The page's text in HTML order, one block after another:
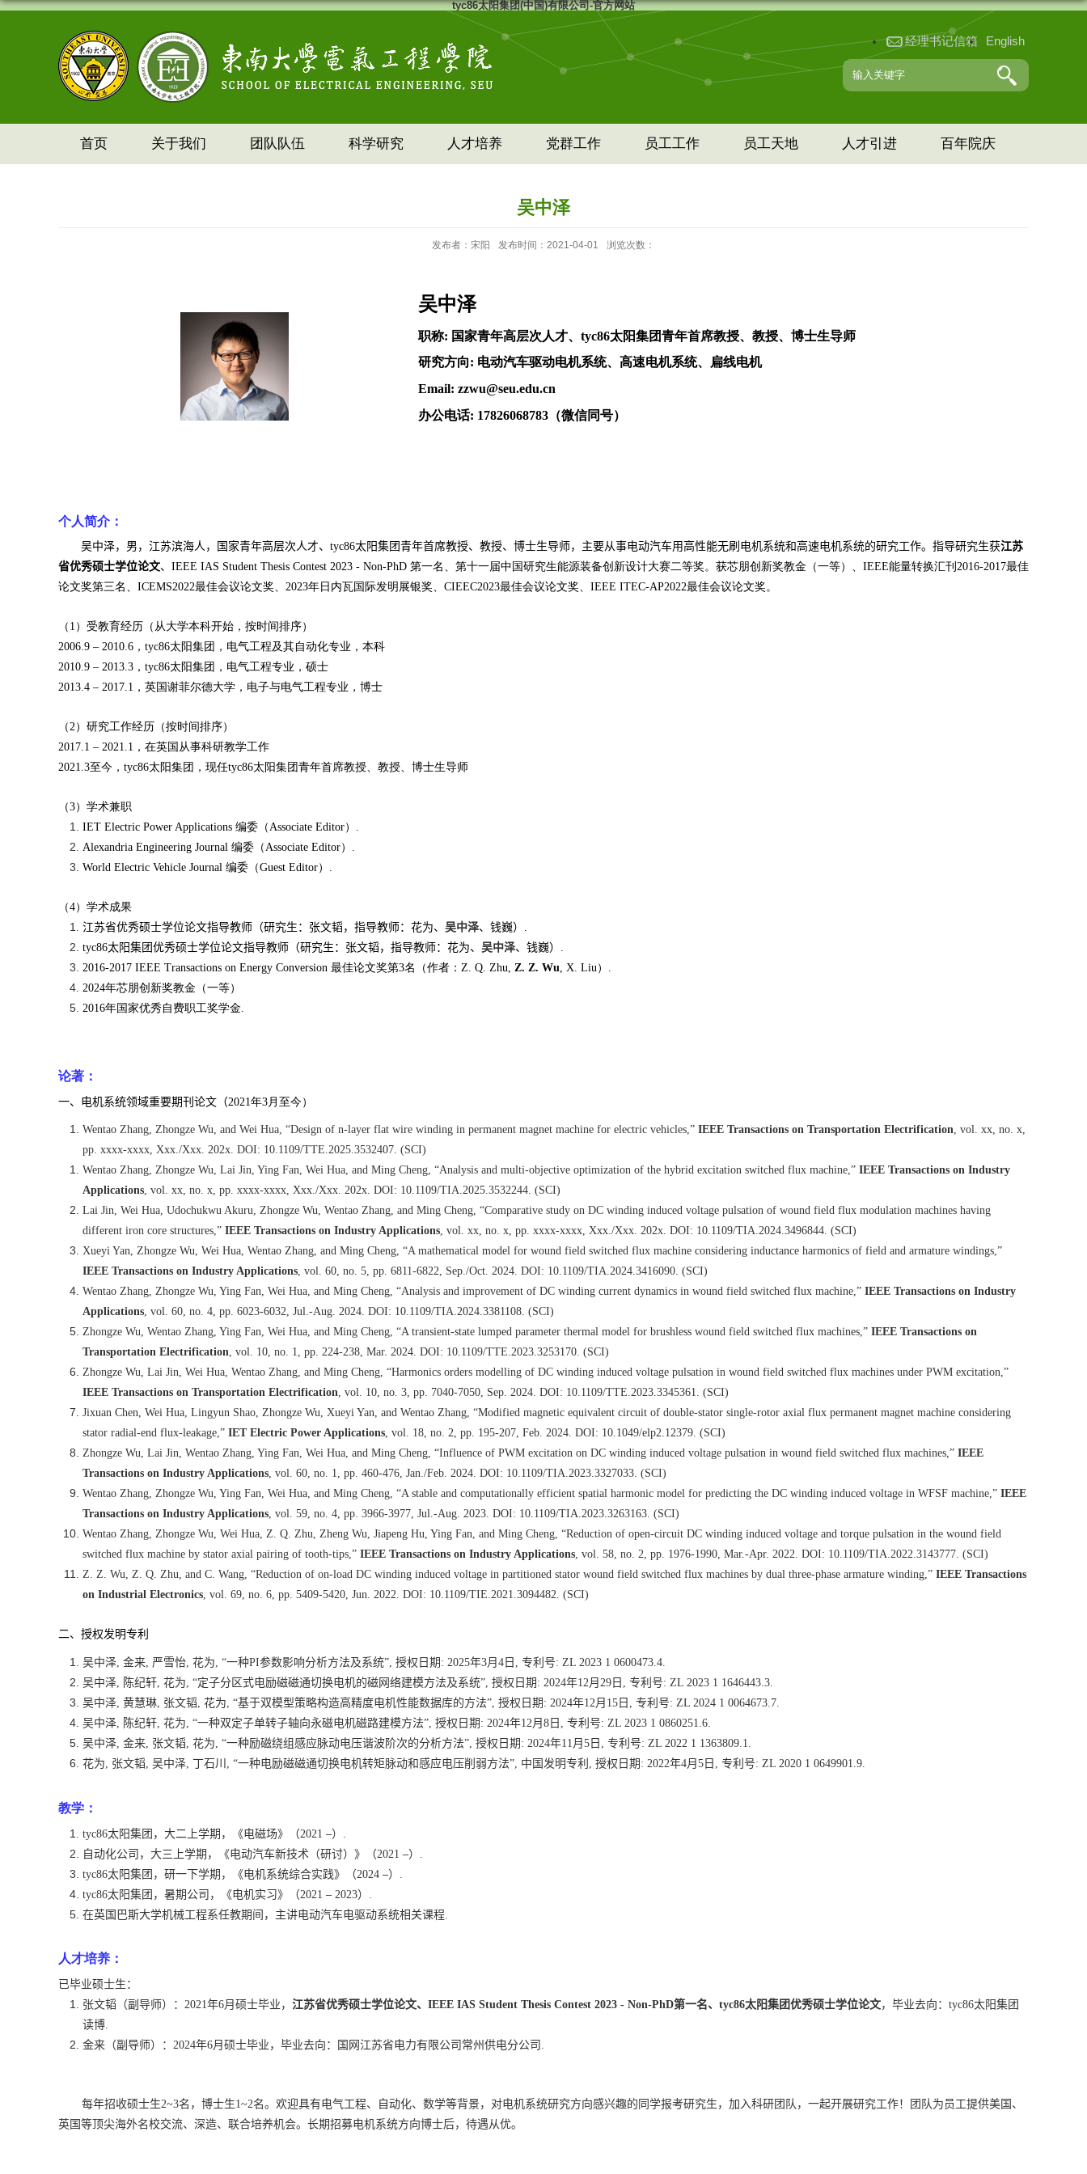
tyc86太阳集团(中国)有限公司-官方网站
经理书记信箱 English
首页 关于我们 团队队伍 科学研究 人才培养 党群工作 员工工作 员工天地 人才引进 百年院庆
吴中泽
发布者：宋阳 发布时间：2021-04-01 浏览次数：
吴中泽
职称: 国家青年高层次人才、tyc86太阳集团青年首席教授、教授、博士生导师
研究方向: 电动汽车驱动电机系统、高速电机系统、扁线电机
Email: zzwu@seu.edu.cn
办公电话: 17826068783 （微信同号）
个人简介：
吴中泽，男，江苏滨海人，国家青年高层次人才、tyc86太阳集团青年首席教授、教授、博士生导师，主要从事电动汽车用高性能无刷电机系统和高速电机系统的研究工作。指导研究生获江苏
省优秀硕士学位论文、 IEEE IAS Student Thesis Contest 2023 - Non-PhD 第一名、第十一届中国研究生能源装备创新设计大赛二等奖。获芯朋创新奖教金（一等）、 IEEE能量转换汇刊 2016-2017最佳
论文奖第三名、 ICEMS2022最佳会议论文奖、 2023年日内瓦国际发明展银奖、 CIEEC2023最佳会议论文奖、 IEEE ITEC-AP2022最佳会议论文奖。
（ 1 ）受教育经历（从大学本科开始，按时间排序）
2006.9 – 2010.6 ，tyc86太阳集团，电气工程及其自动化专业，本科
2010.9 – 2013.3 ，tyc86太阳集团，电气工程专业，硕士
2013.4 – 2017.1 ，英国谢菲尔德大学，电子与电气工程专业，博士
（2）研究工作经历（按时间排序）
2017.1 – 2021.1 ，在英国从事科研教学工作
2021.3至今，tyc86太阳集团，现任tyc86太阳集团青年首席教授、教授、博士生导师
（3）学术兼职
IET Electric Power Applications 编委（Associate Editor） .
Alexandria Engineering Journal 编委（Associate Editor） .
World Electric Vehicle Journal 编委（Guest Editor） .
（4）学术成果
江苏省优秀硕士学位论文指导教师（研究生：张文韬，指导教师：花为、 吴中泽、钱巍） .
tyc86太阳集团优秀硕士学位论文指导教师（研究生：张文韬，指导教师：花为、 吴中泽、钱巍） .
2016-2017 IEEE Transactions on Energy Conversion 最佳论文奖第3名（作者： Z. Q. Zhu, Z. Z. Wu, X. Liu） .
2024年芯朋创新奖教金（一等）
2016年国家优秀自费职工奖学金.
论著：
一、电机系统领域重要期刊论文 （2021 年3 月至今）
Wentao Zhang, Zhongze Wu, and Wei Hua, “Design of n-layer flat wire winding in permanent magnet machine for electric vehicles,” IEEE Transactions on Transportation Electrification, vol. xx, no. x,
pp. xxxx-xxxx, Xxx./Xxx. 202x. DOI: 10.1109/TTE.2025.3532407. (SCI)
Wentao Zhang, Zhongze Wu, Lai Jin, Ying Fan, Wei Hua, and Ming Cheng, “Analysis and multi-objective optimization of the hybrid excitation switched flux machine,” IEEE Transactions on Industry
Applications, vol. xx, no. x, pp. xxxx-xxxx, Xxx./Xxx. 202x. DOI: 10.1109/TIA.2025.3532244. (SCI)
Lai Jin, Wei Hua, Udochukwu Akuru, Zhongze Wu, Wentao Zhang, and Ming Cheng, “Comparative study on DC winding induced voltage pulsation of wound field flux modulation machines having
different iron core structures,” IEEE Transactions on Industry Applications, vol. xx, no. x, pp. xxxx-xxxx, Xxx./Xxx. 202x. DOI: 10.1109/TIA.2024.3496844. (SCI)
Xueyi Yan, Zhongze Wu, Wei Hua, Wentao Zhang, and Ming Cheng, “A mathematical model for wound field switched flux machine considering inductance harmonics of field and armature windings,”
IEEE Transactions on Industry Applications, vol. 60, no. 5, pp. 6811-6822, Sep./Oct. 2024. DOI: 10.1109/TIA.2024.3416090. (SCI)
Wentao Zhang, Zhongze Wu, Ying Fan, Wei Hua, and Ming Cheng, “Analysis and improvement of DC winding current dynamics in wound field switched flux machine,” IEEE Transactions on Industry
Applications, vol. 60, no. 4, pp. 6023-6032, Jul.-Aug. 2024. DOI: 10.1109/TIA.2024.3381108. (SCI)
Zhongze Wu, Wentao Zhang, Ying Fan, Wei Hua, and Ming Cheng, “A transient-state lumped parameter thermal model for brushless wound field switched flux machines,” IEEE Transactions on
Transportation Electrification, vol. 10, no. 1, pp. 224-238, Mar. 2024. DOI: 10.1109/TTE.2023.3253170. (SCI)
Zhongze Wu, Lai Jin, Wei Hua, Wentao Zhang, and Ming Cheng, “Harmonics orders modelling of DC winding induced voltage pulsation in wound field switched flux machines under PWM excitation,”
IEEE Transactions on Transportation Electrification, vol. 10, no. 3, pp. 7040-7050, Sep. 2024. DOI: 10.1109/TTE.2023.3345361. (SCI)
Jixuan Chen, Wei Hua, Lingyun Shao, Zhongze Wu, Xueyi Yan, and Wentao Zhang, “Modified magnetic equivalent circuit of double-stator single-rotor axial flux permanent magnet machine considering
stator radial-end flux-leakage,” IET Electric Power Applications, vol. 18, no. 2, pp. 195-207, Feb. 2024. DOI: 10.1049/elp2.12379. (SCI)
Zhongze Wu, Lai Jin, Wentao Zhang, Ying Fan, Wei Hua, and Ming Cheng, “Influence of PWM excitation on DC winding induced voltage pulsation in wound field switched flux machines,” IEEE
Transactions on Industry Applications, vol. 60, no. 1, pp. 460-476, Jan./Feb. 2024. DOI: 10.1109/TIA.2023.3327033. (SCI)
Wentao Zhang, Zhongze Wu, Ying Fan, Wei Hua, and Ming Cheng, “A stable and computationally efficient spatial harmonic model for predicting the DC winding induced voltage in WFSF machine,” IEEE
Transactions on Industry Applications, vol. 59, no. 4, pp. 3966-3977, Jul.-Aug. 2023. DOI: 10.1109/TIA.2023.3263163. (SCI)
Wentao Zhang, Zhongze Wu, Wei Hua, Z. Q. Zhu, Zheng Wu, Jiapeng Hu, Ying Fan, and Ming Cheng, “Reduction of open-circuit DC winding induced voltage and torque pulsation in the wound field
switched flux machine by stator axial pairing of tooth-tips,” IEEE Transactions on Industry Applications, vol. 58, no. 2, pp. 1976-1990, Mar.-Apr. 2022. DOI: 10.1109/TIA.2022.3143777. (SCI)
Z. Z. Wu, Z. Q. Zhu, and C. Wang, “Reduction of on-load DC winding induced voltage in partitioned stator wound field switched flux machines by dual three-phase armature winding,” IEEE Transactions
on Industrial Electronics, vol. 69, no. 6, pp. 5409-5420, Jun. 2022. DOI: 10.1109/TIE.2021.3094482. (SCI)
二、授权发明专利
吴中泽 金来 严雪怡 花为 , “一种PI参数影响分析方法及系统” 授权日期 : 2025年3月 4 日 专利号: ZL 2023 1 0600473.4.
吴中泽
陈纪轩 花为 , “定子分区式电励磁磁通切换电机的磁网络建模方法及系统” 授权日期 : 2024年12 月 29 日 专利号: ZL 2023 1 1646443.3.
吴中泽 黄慧琳 张文韬 花为 , “基于双模型策略构造高精度电机性能数据库的方法” 授权日期 : 2024年12 月 15 日 专利号: ZL 2024 1 0064673.7.
吴中泽
陈纪轩 花为 , “一种双定子单转子轴向永磁电机磁路建模方法” 授权日期 : 2024年12 月 8 日 专利号: ZL 2023 1 0860251.6.
吴中泽 金来 张文韬 花为 , “一种励磁绕组感应脉动电压谐波阶次的分析方法” 授权日期 : 2024年11 月 5 日 专利号: ZL 2022 1 1363809.1.
花为
张文韬 吴中泽 丁石川 , “一种电励磁磁通切换电机转矩脉动和感应电压削弱方法” 中国发明专利 授权日期 : 2022年4月 5 日 专利号: ZL 2020 1 0649901.9.
教学：
tyc86太阳集团，大二上学期，《电磁场》（2021 –）
自动化公司，大三上学期，《电动汽车新技术（研讨）》（2021 –）
tyc86太阳集团，研一下学期，《电机系统综合实践》（2024 –）
tyc86太阳集团，暑期公司，《电机实习》（2021 – 2023）
在英国巴斯大学机械工程系任教期间，主讲电动汽车电驱动系统相关课程
人才培养：
已毕业硕士生：
张文韬（副导师）： 2021年6月硕士毕业， 江苏省优秀硕士学位论文、 IEEE IAS Student Thesis Contest 2023 - Non-PhD第一名、tyc86太阳集团优秀硕士学位论文，毕业去向：tyc86太阳集团
读博.
金来（副导师）： 2024年6月硕士毕业，毕业去向：国网江苏省电力有限公司常州供电分公司 .
每年招收硕士生2~3名，博士生1~2名。欢迎具有电气工程、自动化、数学等背景，对电机系统研究方向感兴趣的同学报考研究生，加入科研团队，一起开展研究工作！团队为员工提供美国、
英国等顶尖海外名校交流、深造、联合培养机会。长期招募电机系统方向博士后，待遇从优。